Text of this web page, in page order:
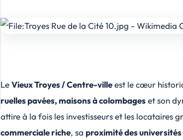
LeVieux Troyes / Centre-villeest le cœur
ruelles pavées, maisons à colombageset son
attire à la fois les investisseurs et les locataires
commerciale riche, sa proximité des universités